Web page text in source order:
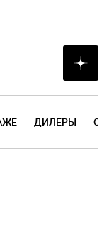
ДИЛЕРЫ